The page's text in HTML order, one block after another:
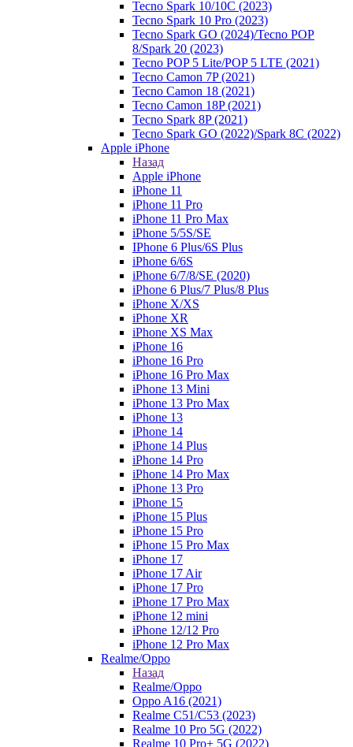
Tecno Spark 10/10C (2023)
Tecno Spark 10 Pro (2023)
Tecno Spark GO (2024)/Tecno POP
8/Spark 20 (2023)
Tecno POP 5 Lite/POP 5 LTE (2021)
Tecno Camon 7P (2021)
Tecno Camon 18 (2021)
Tecno Camon 18P (2021)
Tecno Spark 8P (2021)
Tecno Spark GO (2022)/Spark 8C (2022)
Apple iPhone
Назад
Apple iPhone
iPhone 11
iPhone 11 Pro
iPhone 11 Pro Max
iPhone 5/5S/SE
IPhone 6 Plus/6S Plus
iPhone 6/6S
iPhone 6/7/8/SE (2020)
iPhone 6 Plus/7 Plus/8 Plus
iPhone X/XS
iPhone XR
iPhone XS Max
iPhone 16
iPhone 16 Pro
iPhone 16 Pro Max
iPhone 13 Mini
iPhone 13 Pro Max
iPhone 13
iPhone 14
iPhone 14 Plus
iPhone 14 Pro
iPhone 14 Pro Max
iPhone 13 Pro
iPhone 15
iPhone 15 Plus
iPhone 15 Pro
iPhone 15 Pro Max
iPhone 17
iPhone 17 Air
iPhone 17 Pro
iPhone 17 Pro Max
iPhone 12 mini
iPhone 12/12 Pro
iPhone 12 Pro Max
Realme/Oppo
Назад
Realme/Oppo
Oppo A16 (2021)
Realme C51/C53 (2023)
Realme 10 Pro 5G (2022)
Realme 10 Pro+ 5G (2022)